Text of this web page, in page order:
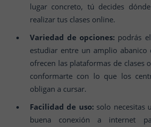
lugar concreto, tú decides
realizar tus clases online.
Variedad de opciones: podrás
estudiar entre un amplio abanico
ofrecen las plataformas de clases
conformarte con lo que los
obligan a cursar.
Facilidad de uso:solo necesitas
buena conexión a internet